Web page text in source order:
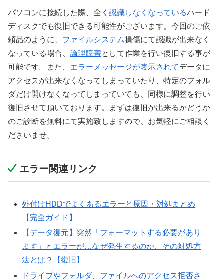
パソコンに接続した際、全く 認識しなくなっているハード
ディスクでも復旧できる可能性がございます。今回のご依
頼品のように、 ファイルシステム損傷にて認識が出来なく
なっている場合、 論理障害として作業を行い復旧する事が
可能です。また、 エラーメッセージが表示されてデータに
アクセスが出来なくなってしまっていたり、特定のフォル
ダだけ開けなくなってしまっていても、同様に調整を行い
復旧させて頂いております。まずは復旧が出来るかどうか
のご診断を無料にて実施致しますので、お気軽にご相談く
ださいませ。
エラー関連リンク
外付けHDDでよくあるエラーと原因・対処まとめ
【完全ガイド】
【データ復元】突然「フォーマットする必要があり
ます」とエラーが…なぜ発生するのか、その対処方
法とは？【復旧】
ドライブやフォルダ、ファイルへのアクセス拒否さ